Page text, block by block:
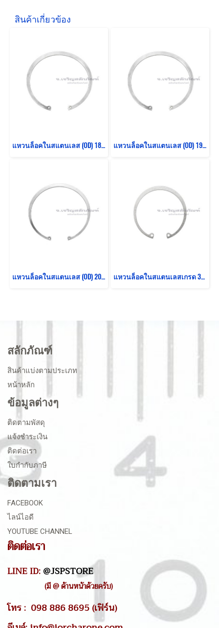
สินค้าเกี่ยวข้อง
แหวนล็อคในสแตนเลส (OD) 180 mm (เบอร์ 180) (วัดขนาดวงนอกของแหวนได้ 189.7 mm ความหนา 2.9 mm) แหวนล็อคในสแตนเลส (OD) 190 mm (เบอร์ 190) (วัดขนาดวงนอกของแหวนได้ 198.3 mm ความหนา 2.8 mm)
แหวนล็อคในสแตนเลส (OD) 200mm (เบอร์ 200) (วัดขนาดวงนอกของแหวนได้ 207.9 mm ความหนา 2.9 mm) แหวนล็อคในสแตนเลสเกรด 316L (OD) 90 mm (เบอร์ 90) (วัดขนาดวงนอกของแหวนได้ 95.5 mm ความหนา 2.4 mm)
สลักภัณฑ์
สินค้าแบ่งตามประเภท
หน้าหลัก
ข้อมูลต่างๆ
ติดตามพัสดุ
แจ้งชำระเงิน
ติดต่อเรา
ใบกำกับภาษี
ติดตามเรา
FACEBOOK
ไลน์ไอดี
YOUTUBE CHANNEL
ติดต่อเรา
LINE ID:@JSPSTORE
(มี @ ด้านหน้าด้วยครับ)
โทร : 098 886 8695 (เฟิร์น)